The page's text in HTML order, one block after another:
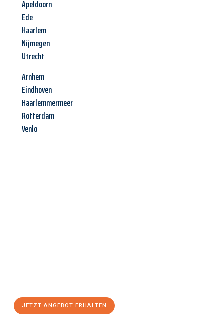
Apeldoorn
Ede
Haarlem
Nijmegen
Utrecht
Arnhem
Eindhoven
Haarlemmermeer
Rotterdam
Venlo
JETZT ANGEBOT ERHALTEN